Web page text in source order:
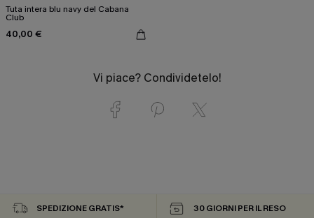
Tuta intera blu navy del Cabana
Club
40,00 €
Vi piace? Condividetelo!
SPEDIZIONE GRATIS* 30 GIORNI PER IL RESO